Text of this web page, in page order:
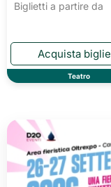
Biglietti a partire da
Teatro